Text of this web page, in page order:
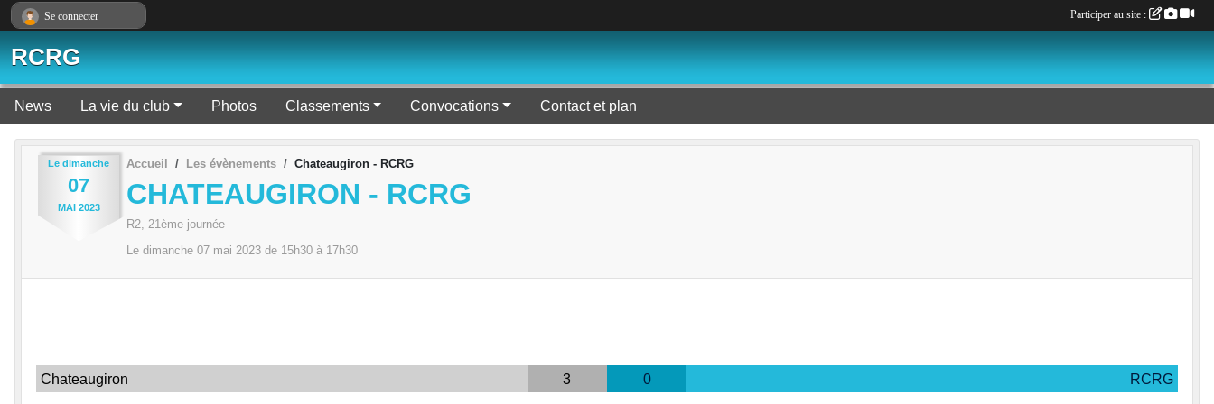
RCRG
News La vie du club Photos Classements Convocations Contact et plan
Le dimanche
07
MAI 2023
Accueil Les évènements Chateaugiron - RCRG
CHATEAUGIRON - RCRG
R2, 21ème journée
Le dimanche 07 mai 2023 de 15h30 à 17h30
Chateaugiron 3 0 RCRG
Se connecter Participer au site :
Panneau de gestion des cookies